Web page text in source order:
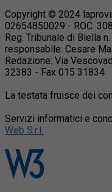
Copyright © 2024
02654850029 - ROC:
Reg. Tribunale di Biella
responsabile: Cesare
Redazione: Via
32383 - Fax 015 31834
La testata fruisce dei
Servizi informatici e
Web S.r.l.